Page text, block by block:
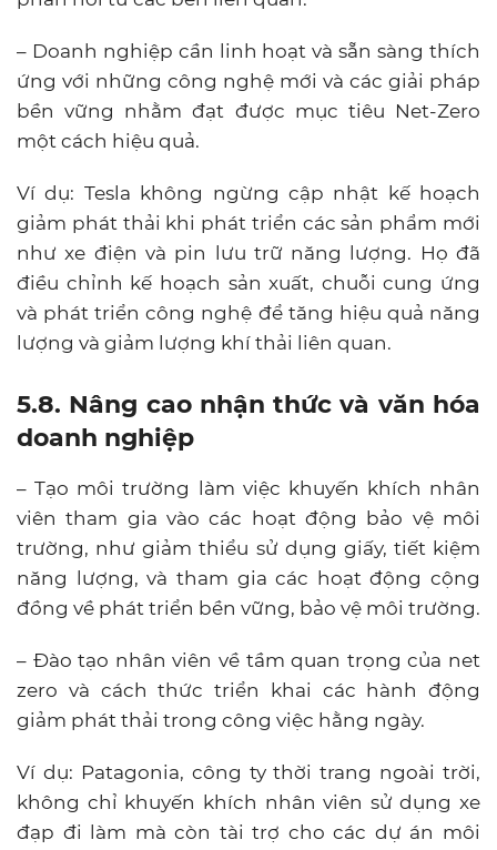
– Doanh nghiệp cần linh hoạt và sẵn sàng thích
ứng với những công nghệ mới và các giải pháp
bền vững nhằm đạt được mục tiêu Net-Zero
một cách hiệu quả.
Ví dụ: Tesla không ngừng cập nhật kế hoạch
giảm phát thải khi phát triển các sản phẩm mới
như xe điện và pin lưu trữ năng lượng. Họ đã
điều chỉnh kế hoạch sản xuất, chuỗi cung ứng
và phát triển công nghệ để tăng hiệu quả năng
lượng và giảm lượng khí thải liên quan.
5.8. Nâng cao nhận thức và văn hóa
doanh nghiệp
– Tạo môi trường làm việc khuyến khích nhân
viên tham gia vào các hoạt động bảo vệ môi
trường, như giảm thiểu sử dụng giấy, tiết kiệm
năng lượng, và tham gia các hoạt động cộng
đồng về phát triển bền vững, bảo vệ môi trường.
– Đào tạo nhân viên về tầm quan trọng của net
zero và cách thức triển khai các hành động
giảm phát thải trong công việc hằng ngày.
Ví dụ: Patagonia, công ty thời trang ngoài trời,
không chỉ khuyến khích nhân viên sử dụng xe
đạp đi làm mà còn tài trợ cho các dự án môi